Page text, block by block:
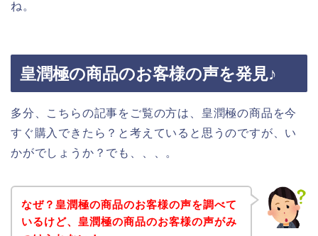
ね。
皇潤極の商品のお客様の声を発見♪
多分、こちらの記事をご覧の方は、皇潤極の商品を今
すぐ購入できたら？と考えていると思うのですが、い
かがでしょうか？でも、、、。
なぜ？皇潤極の商品のお客様の声を調べて
いるけど、皇潤極の商品のお客様の声がみ